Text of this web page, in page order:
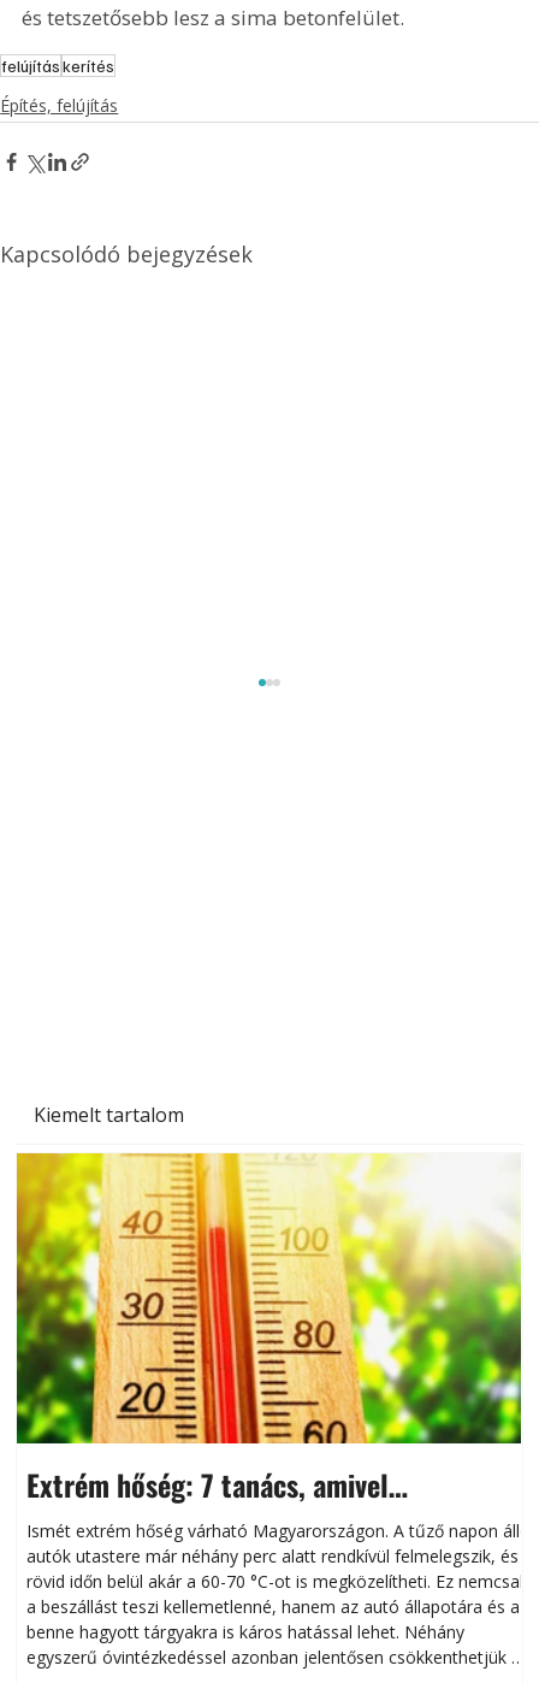
Kiemelt tartalom
Extrém hőség: 7 tanács, amivel
megóvhatjuk autónkat a nyári károktól
Ismét extrém hőség várható Magyarországon. A tűző napon álló
autók utastere már néhány perc alatt rendkívül felmelegszik, és
rövid időn belül akár a 60-70 °C-ot is megközelítheti. Ez nemcsak
a beszállást teszi kellemetlenné, hanem az autó állapotára és a
benne hagyott tárgyakra is káros hatással lehet. Néhány
egyszerű óvintézkedéssel azonban jelentősen csökkenthetjük a
és tetszetősebb lesz a sima betonfelület.
felújításkerítés
Építés, felújítás
Kapcsolódó bejegyzések